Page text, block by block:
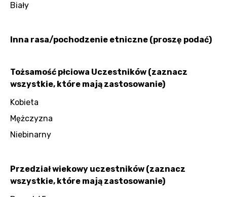
Biały
Inna rasa/pochodzenie etniczne (proszę podać)
Tożsamość płciowa Uczestników (zaznacz
wszystkie, które mają zastosowanie)
Kobieta
Mężczyzna
Niebinarny
Przedział wiekowy uczestników (zaznacz
wszystkie, które mają zastosowanie)